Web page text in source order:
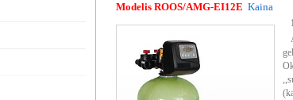
Modelis ROOS/AMG-EI12E Kaina